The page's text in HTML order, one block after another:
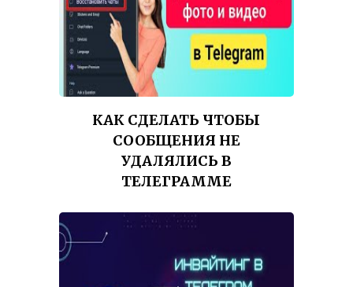
КАК СДЕЛАТЬ ЧТОБЫ
СООБЩЕНИЯ НЕ
УДАЛЯЛИСЬ В
ТЕЛЕГРАММЕ